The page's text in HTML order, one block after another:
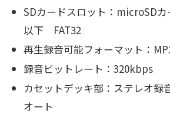
SDカードスロット：microSDカ
以下 FAT32
再生録音可能フォーマット：
録音ビットレート：320kbps
カセットデッキ部：ステレオ録
オート